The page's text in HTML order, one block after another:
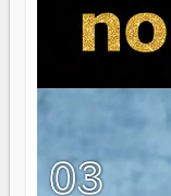
s'arrêter là,
serait passer à
brûle fort — et
direction peut
là que les aînés
gouvernail, mais
ont la force, les
n'est pas un
d'équipage.
Surtout vos